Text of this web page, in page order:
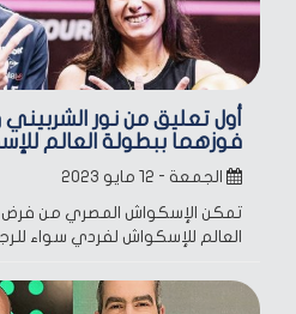
أول تعليق من نور
فوزهما ببطولة العالم
الجمعة - ١٢ مايو ٢٠٢٣
تمكن الإسكواش المصري من فرض
العالم للإسكواش لفردي سواء